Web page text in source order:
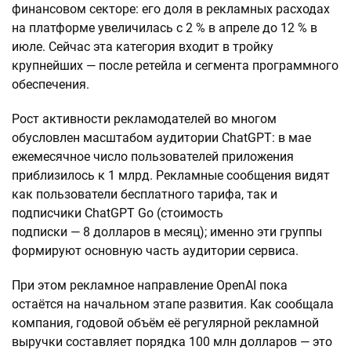
финансовом секторе: его доля в рекламных расходах
на платформе увеличилась с 2 % в апреле до 12 % в
июле. Сейчас эта категория входит в тройку
крупнейших — после ретейла и сегмента программного
обеспечения.
Рост активности рекламодателей во многом
обусловлен масштабом аудитории ChatGPT: в мае
ежемесячное число пользователей приложения
приблизилось к 1 млрд. Рекламные сообщения видят
как пользователи бесплатного тарифа, так и
подписчики ChatGPT Go (стоимость
подписки — 8 долларов в месяц); именно эти группы
формируют основную часть аудитории сервиса.
При этом рекламное направление OpenAI пока
остаётся на начальном этапе развития. Как сообщала
компания, годовой объём её регулярной рекламной
выручки составляет порядка 100 млн долларов — это